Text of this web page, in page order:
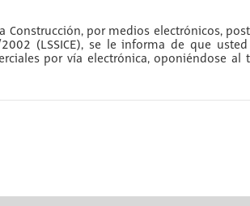
por medios electrónicos,
(LSSICE), se le informa de que
por vía electrónica, oponiéndose al